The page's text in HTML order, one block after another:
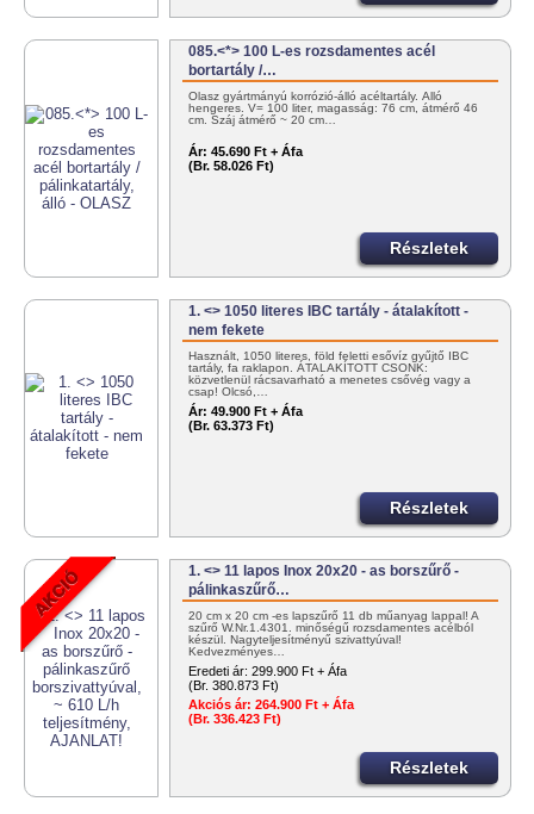
085.<*> 100 L-es rozsdamentes acél
bortartály /…
Olasz gyártmányú korrózió-álló acéltartály. Álló
hengeres. V= 100 liter, magasság: 76 cm, átmérő 46
cm. Száj átmérő ~ 20 cm…
Ár: 45.690 Ft + Áfa
(Br. 58.026 Ft)
Részletek
1. <> 1050 literes IBC tartály - átalakított -
nem fekete
Használt, 1050 literes, föld feletti esővíz gyűjtő IBC
tartály, fa raklapon. ÁTALAKÍTOTT CSONK:
közvetlenül rácsavarható a menetes csővég vagy a
csap! Olcsó,…
Ár: 49.900 Ft + Áfa
(Br. 63.373 Ft)
Részletek
1. <> 11 lapos Inox 20x20 - as borszűrő -
pálinkaszűrő…
20 cm x 20 cm -es lapszűrő 11 db műanyag lappal! A
szűrő W.Nr.1.4301. minőségű rozsdamentes acélból
készül. Nagyteljesítményű szivattyúval!
Kedvezményes…
Eredeti ár: 299.900 Ft + Áfa
(Br. 380.873 Ft)
Akciós ár: 264.900 Ft + Áfa
(Br. 336.423 Ft)
Részletek